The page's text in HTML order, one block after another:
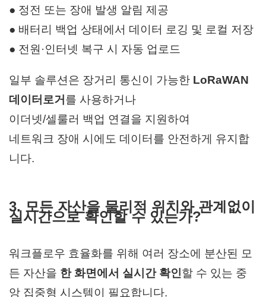
● 정전 또는 장애 발생 알림 제공
● 배터리 백업 상태에서 데이터 로깅 및 로컬 저장
● 전원·인터넷 복구 시 자동 업로드
일부 솔루션은 장거리 통신이 가능한 LoRaWAN
데이터로거 를 사용하거나
이더넷/셀룰러 백업 연결을 지원하여
네트워크 장애 시에도 데이터를 안전하게 유지합
니다.
3. 모든 자산을 물리적 위치와 관계없이
실시간으로 확인할 수 있는가?
워크플로우 효율화를 위해 여러 장소에 분산된 모
든 자산을 한 화면에서 실시간 확인할 수 있는 중
앙 집중형 시스템이 필요합니다.